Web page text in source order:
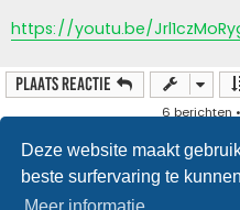
Deze website maakt
beste surfervaring te
https://youtu.be/
Plaats reactie
6 berichten
Website Forum